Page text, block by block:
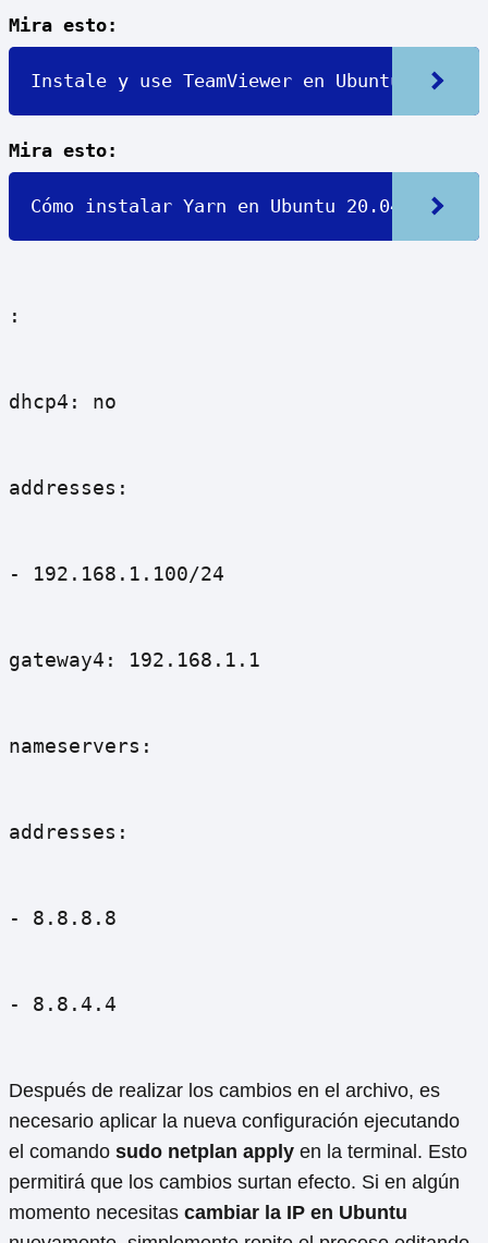
Mira esto:
Instale y use TeamViewer en Ubuntu 22.04
Mira esto:
Cómo instalar Yarn en Ubuntu 20.04 LTS
:
dhcp4: no
addresses:
- 192.168.1.100/24
gateway4: 192.168.1.1
nameservers:
addresses:
- 8.8.8.8
- 8.8.4.4
Después de realizar los cambios en el archivo, es
necesario aplicar la nueva configuración ejecutando
el comando sudo netplan apply en la terminal. Esto
permitirá que los cambios surtan efecto. Si en algún
momento necesitas cambiar la IP en Ubuntu